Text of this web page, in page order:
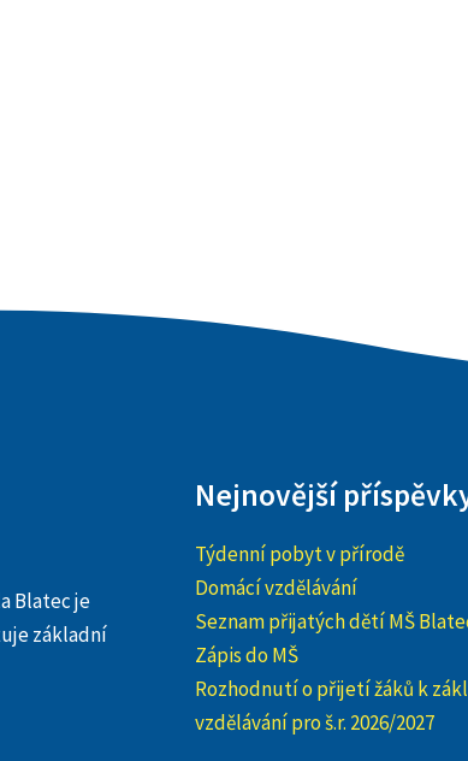
Blatec je
základní
Nejnovější
Týdenní pobyt v přírodě
Domácí vzdělávání
Seznam přijatých dětí MŠ
Zápis do MŠ
Rozhodnutí o přijetí žáků k
vzdělávání pro š.r. 2026/2027